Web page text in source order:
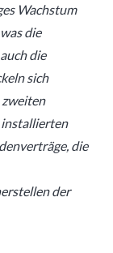
Wachstum
die
die
sich
installierten
die
der